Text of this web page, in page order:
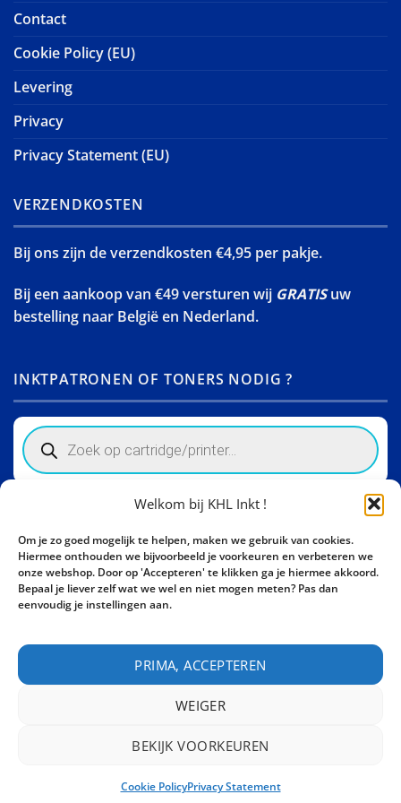
Welkom bij KHL Inkt !
Om je zo goed mogelijk te helpen, maken we gebruik van cookies.
Hiermee onthouden we bijvoorbeeld je voorkeuren en verbeteren we
onze webshop. Door op 'Accepteren' te klikken ga je hiermee akkoord.
Bepaal je liever zelf wat we wel en niet mogen meten? Pas dan
eenvoudig je instellingen aan.
PRIMA, ACCEPTEREN
WEIGER
BEKIJK VOORKEUREN
Cookie PolicyPrivacy Statement
Contact
Cookie Policy (EU)
Levering
Privacy
Privacy Statement (EU)
VERZENDKOSTEN
Bij ons zijn de verzendkosten €4,95 per pakje.
Bij een aankoop van €49 versturen wij GRATISuw
bestelling naar België en Nederland.
INKTPATRONEN OF TONERS NODIG ?
Products
search
Activity Invest BV - KHL, Kempische Steenweg 274
3500 Hasselt - België BE0862447190
Bel ons nu:+32 11 261499
Copyright 2026 ©Activity Invest BV - KHL INKT